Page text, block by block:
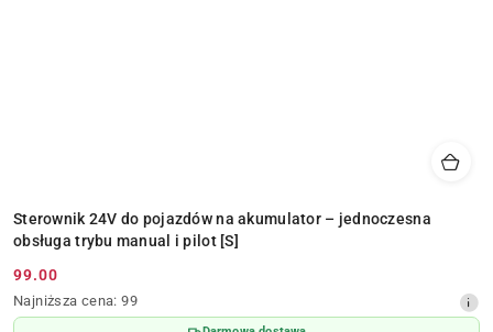
Sterownik 24V do pojazdów na akumulator – jednoczesna
obsługa trybu manual i pilot [S]
Cena
promocyjna:
99.00
Najniższa
cena
Najniższa cena: 99